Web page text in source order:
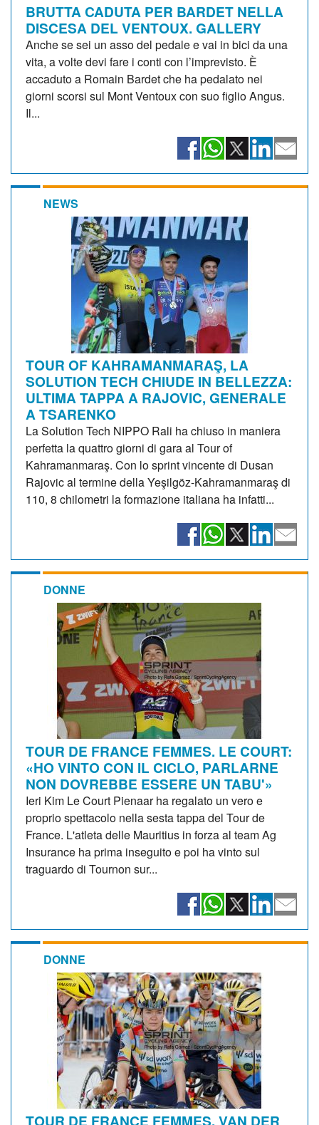
BRUTTA CADUTA PER BARDET NELLA
DISCESA DEL VENTOUX. GALLERY
Anche se sei un asso del pedale e vai in bici da una
vita, a volte devi fare i conti con l’imprevisto. È
accaduto a Romain Bardet che ha pedalato nei
giorni scorsi sul Mont Ventoux con suo figlio Angus.
Il...
NEWS
TOUR OF KAHRAMANMARAŞ, LA
SOLUTION TECH CHIUDE IN BELLEZZA:
ULTIMA TAPPA A RAJOVIC, GENERALE
A TSARENKO
La Solution Tech NIPPO Rali ha chiuso in maniera
perfetta la quattro giorni di gara al Tour of
Kahramanmaraş. Con lo sprint vincente di Dusan
Rajovic al termine della Yeşilgöz-Kahramanmaraş di
110, 8 chilometri la formazione italiana ha infatti...
DONNE
TOUR DE FRANCE FEMMES. LE COURT:
«HO VINTO CON IL CICLO, PARLARNE
NON DOVREBBE ESSERE UN TABU'»
Ieri Kim Le Court Pienaar ha regalato un vero e
proprio spettacolo nella sesta tappa del Tour de
France. L'atleta delle Mauritius in forza al team Ag
Insurance ha prima inseguito e poi ha vinto sul
traguardo di Tournon sur...
DONNE
TOUR DE FRANCE FEMMES. VAN DER